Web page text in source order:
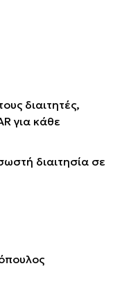
διαιτητές,
για κάθε
διαιτησία σε